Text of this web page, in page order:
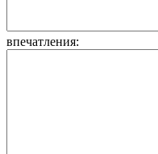
впечатления: